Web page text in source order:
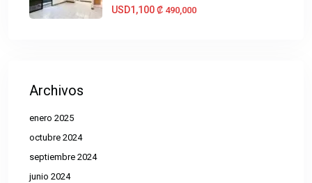
USD1,100 ₡‎ 490,000
Archivos
enero 2025
octubre 2024
septiembre 2024
junio 2024